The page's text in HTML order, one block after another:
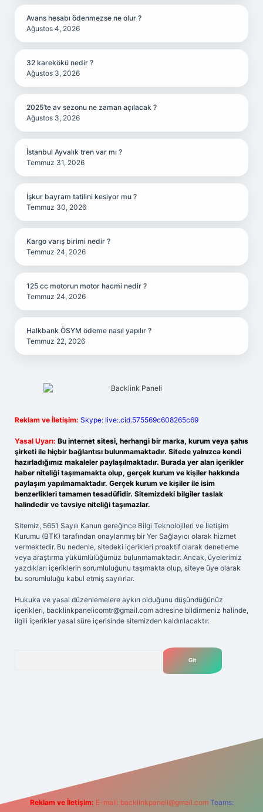
Avans hesabı ödenmezse ne olur ?
Ağustos 4, 2026
32 karekökü nedir ?
Ağustos 3, 2026
2025’te av sezonu ne zaman açılacak ?
Ağustos 3, 2026
İstanbul Ayvalık tren var mı ?
Temmuz 31, 2026
İşkur bayram tatilini kesiyor mu ?
Temmuz 30, 2026
Kargo varış birimi nedir ?
Temmuz 24, 2026
125 cc motorun motor hacmi nedir ?
Temmuz 24, 2026
Halkbank ÖSYM ödeme nasıl yapılır ?
Temmuz 22, 2026
Reklam ve İletişim: Skype: live:.cid.575569c608265c69
Yasal Uyarı: Bu internet sitesi, herhangi bir marka, kurum veya şahıs
şirketi ile hiçbir bağlantısı bulunmamaktadır. Sitede yalnızca kendi
hazırladığımız makaleler paylaşılmaktadır. Burada yer alan içerikler
haber niteliği taşımamakta olup, gerçek kurum ve kişiler hakkında
paylaşım yapılmamaktadır. Gerçek kurum ve kişiler ile isim
benzerlikleri tamamen tesadüfidir. Sitemizdeki bilgiler taslak
halindedir ve tavsiye niteliği taşımazlar.
Sitemiz, 5651 Sayılı Kanun gereğince Bilgi Teknolojileri ve İletişim
Kurumu (BTK) tarafından onaylanmış bir Yer Sağlayıcı olarak hizmet
vermektedir. Bu nedenle, sitedeki içerikleri proaktif olarak denetleme
veya araştırma yükümlülüğümüz bulunmamaktadır. Ancak, üyelerimiz
yazdıkları içeriklerin sorumluluğunu taşımakta olup, siteye üye olarak
bu sorumluluğu kabul etmiş sayılırlar.
Hukuka ve yasal düzenlemelere aykırı olduğunu düşündüğünüz
içerikleri, backlinkpanelicomtr@gmail.com adresine bildirmeniz halinde,
ilgili içerikler yasal süre içerisinde sitemizden kaldırılacaktır.
Reklam ve İletişim: E-mail: backlinkpaneli@gmail.com Teams: